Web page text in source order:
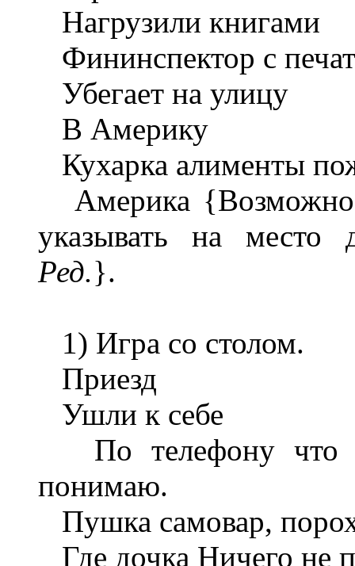
Нагрузили книгами
Фининспектор с
Убегает на улицу
В Америку
Кухарка алименты
Америка
указывать на место
Ред.}.
1) Игра со столом.
Приезд
Ушли к себе
По телефону что
понимаю.
Пушка самовар,
Где дочка Ничего